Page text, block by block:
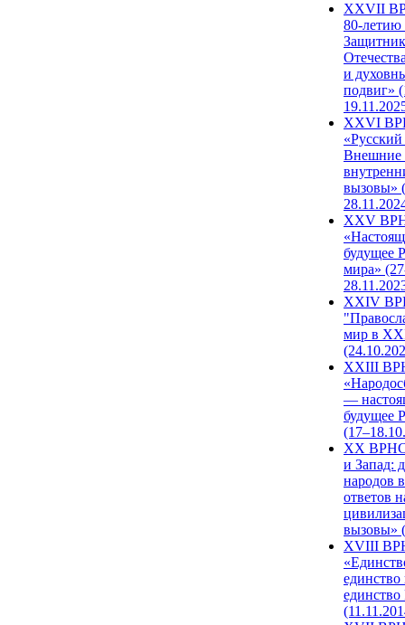
ХХVII
80-
и
подвиг»
XXVI
Внешние
вызовы»
XXV
будущее
мира»
XXIV
мир в
XXIII
—
будущее
XX ВРНС
и Запад:
народов
ответов
вызовы»
XVIII
единство
единство